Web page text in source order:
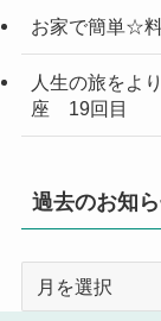
お家で簡単☆
人生の旅をよ
座 19回目
過去のお知